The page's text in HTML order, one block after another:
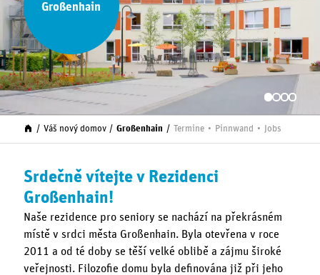
Großenhain
Váš nový domov Großenhain Termine Pinnwand Jobs
Srdečně vítejte v Rezidenci
Großenhain!
Naše rezidence pro seniory se nachází na překrásném
místě v srdci města Großenhain. Byla otevřena v roce
2011 a od té doby se těší velké oblibě a zájmu široké
veřejnosti. Filozofie domu byla definována již při jeho